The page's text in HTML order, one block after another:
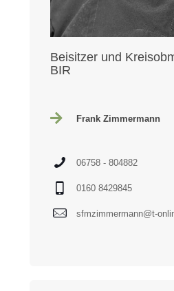
Beisitzer und
BIR
Frank Zimmermann
06758 - 804882
0160 8429845
sfmzimmermann@t-